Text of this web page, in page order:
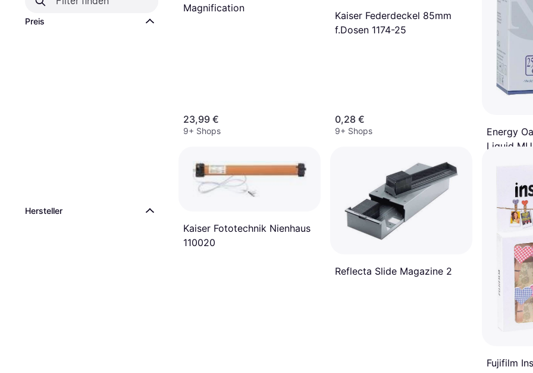
Preis
Hersteller
Magnification
23,99 €
9+ Shops
Kaiser Federdeckel 85mm
f.Dosen 1174-25
0,28 €
9+ Shops
Energy
Liquid
Kaiser Fototechnik Nienhaus
110020
Reflecta Slide Magazine 2
Fujifilm